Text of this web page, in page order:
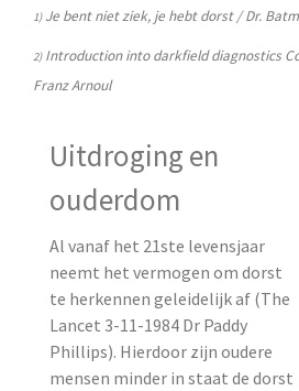
1)Je bent niet ziek, je hebt dorst / Dr.
2)Introduction into darkfield diagnostics
Franz Arnoul
Uitdroging en
ouderdom
Al vanaf het 21ste levensjaar
neemt het vermogen om dorst
te herkennen geleidelijk af (The
Lancet 3-11-1984 Dr Paddy
Phillips). Hierdoor zijn oudere
mensen minder in staat de dorst